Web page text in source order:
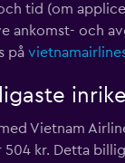
tid (om
ankomst- och
på
Vietnam
504 kr. Detta